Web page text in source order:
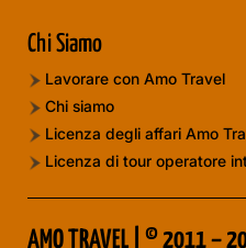
Chi Siamo
Lavorare con Amo Travel
Chi siamo
Licenza degli affari Amo
Licenza di tour operatore
AMO TRAVEL | © 2011 –